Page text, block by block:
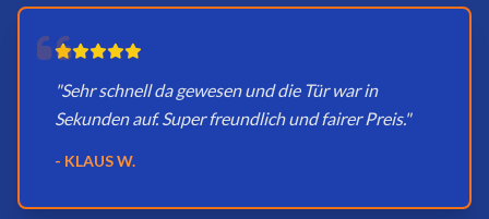
"Sehr schnell da gewesen und die Tür war in
Sekunden auf. Super freundlich und fairer Preis."
- KLAUS W.